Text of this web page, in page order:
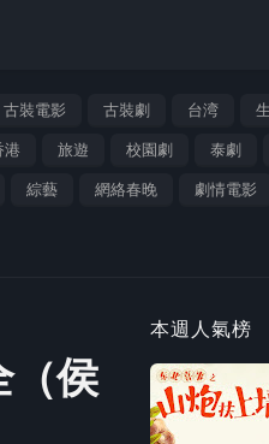
古裝電影 古裝劇 台湾
港 旅遊 校園劇 泰劇
綜藝 網絡春晚 劇情電影
（侯
本週人氣榜